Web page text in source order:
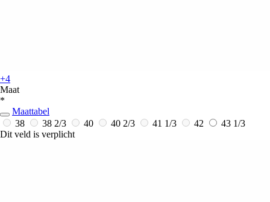
+4
Maat
*
Maattabel
38
38 2/3 40 40 2/3 41 1/3 42
43 1/3
Dit veld is verplicht